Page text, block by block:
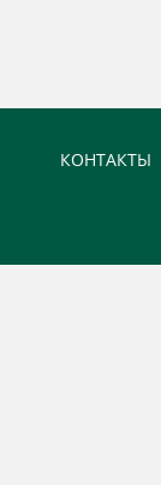
КОНТАКТЫ